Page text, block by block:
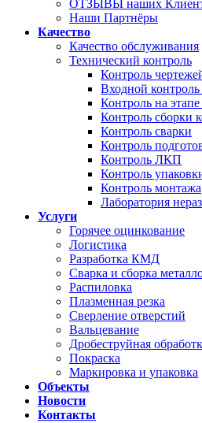
ОТЗЫВЫ наших
Наши Партнёры
Качество
Качество обслуживания
Технический контроль
Контроль
Входной контроль
Контроль на этапе
Контроль сборки
Контроль сварки
Контроль
Контроль ЛКП
Контроль
Контроль монтажа
Лаборатория
Услуги
Горячее оцинкование
Логистика
Разработка КМД
Сварка и сборка
Распиловка
Плазменная резка
Сверление отверстий
Вальцевание
Дробеструйная
Покраска
Маркировка и упаковка
Объекты
Новости
Контакты